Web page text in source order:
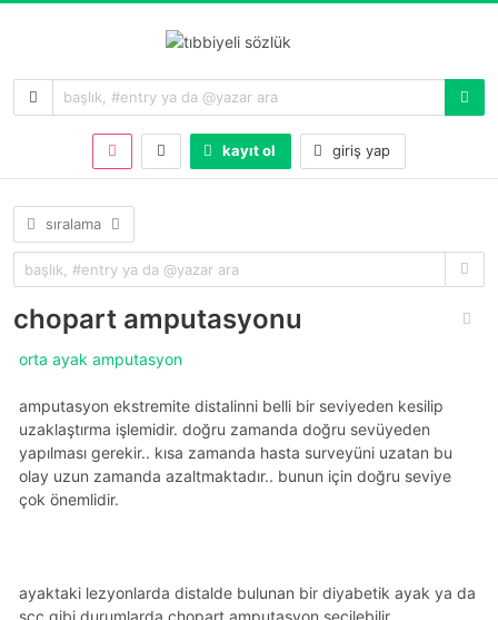
kayıt ol giriş yap
sıralama
chopart amputasyonu
orta ayak amputasyon
amputasyon ekstremite distalinni belli bir seviyeden kesilip
uzaklaştırma işlemidir. doğru zamanda doğru sevüyeden
yapılması gerekir.. kısa zamanda hasta surveyüni uzatan bu
olay uzun zamanda azaltmaktadır.. bunun için doğru seviye
çok önemlidir.
ayaktaki lezyonlarda distalde bulunan bir diyabetik ayak ya da
scc gibi durumlarda chopart amputasyon seçilebilir.